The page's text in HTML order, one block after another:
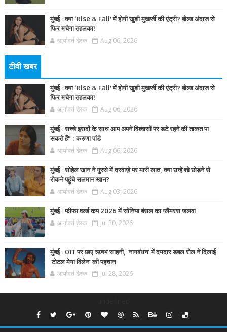
मुंबई : क्या ‘Rise & Fall’ में होगी खुशी मुखर्जी की एंट्री? बोल्ड अंदाज से
फिर मचेगा तहलका!
आर्यावर्त डेस्क Aug 06, 2026
टीवी खबर
मुंबई : क्या ‘Rise & Fall’ में होगी खुशी मुखर्जी की एंट्री? बोल्ड अंदाज से
फिर मचेगा तहलका!
आर्यावर्त डेस्क Aug 06, 2026
मुंबई : सच्चे इरादों के साथ आप अपने विश्वासों पर डटे रहने की ताकत पा
सकते हैं” : करुणा पांडे
आर्यावर्त डेस्क Aug 06, 2026
मुंबई : सोहेल खान ने गुस्से में दरवाज़े पर मारी लात, क्या उन्हें शो छोड़ने से
रोकने पहुंचे सलमान खान?
आर्यावर्त डेस्क Aug 03, 2026
मुंबई : फीफा वर्ल्ड कप 2026 में सोनिया बंसल का ग्लैमरस जलवा
आर्यावर्त डेस्क Jul 30, 2026
मुंबई : OTT पर छाए ऋषभ साहनी, 'नागबंधन' में दमदार डबल रोल ने दिलाई
'टोटल मेगा विलेन' की पहचान
आर्यावर्त डेस्क Jul 28, 2026